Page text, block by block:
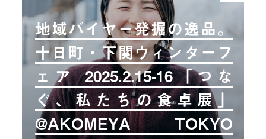
地域バイヤー発掘の逸品。
十日町・下関ウィンターフ
ェア 2025.2.15-16「つな
ぐ、私たちの食卓展」
@AKOMEYA TOKYO